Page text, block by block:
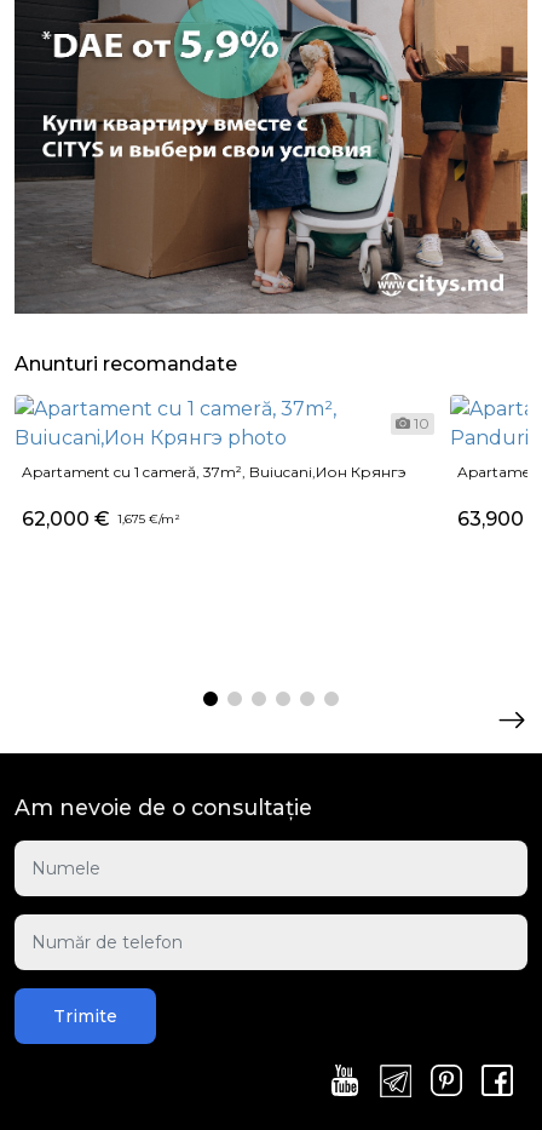
Anunturi recomandate
10
Apartament cu 1 cameră, 37m², Buiucani,Ион Крянгэ
62,000 € 1,675 €/m² 63,900
Am nevoie de o consultație
Trimite